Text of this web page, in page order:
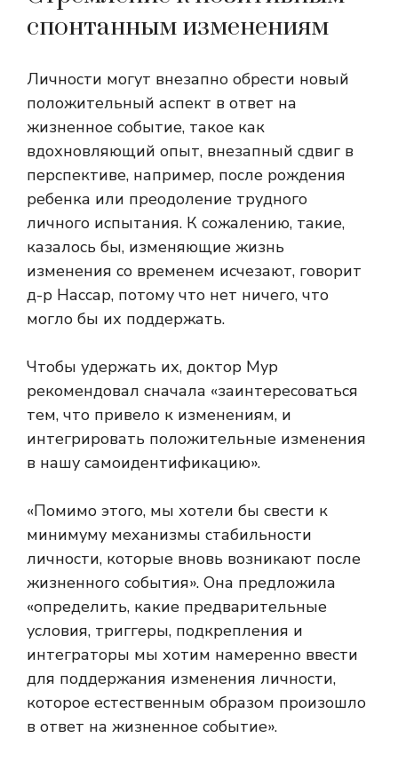
спонтанным изменениям
Личности могут внезапно обрести новый
положительный аспект в ответ на
жизненное событие, такое как
вдохновляющий опыт, внезапный сдвиг в
перспективе, например, после рождения
ребенка или преодоление трудного
личного испытания. К сожалению, такие,
казалось бы, изменяющие жизнь
изменения со временем исчезают, говорит
д-р Нассар, потому что нет ничего, что
могло бы их поддержать.
Чтобы удержать их, доктор Мур
рекомендовал сначала «заинтересоваться
тем, что привело к изменениям, и
интегрировать положительные изменения
в нашу самоидентификацию».
«Помимо этого, мы хотели бы свести к
минимуму механизмы стабильности
личности, которые вновь возникают после
жизненного события». Она предложила
«определить, какие предварительные
условия, триггеры, подкрепления и
интеграторы мы хотим намеренно ввести
для поддержания изменения личности,
которое естественным образом произошло
в ответ на жизненное событие».